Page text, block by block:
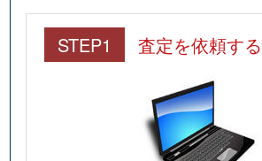
STEP1 査定を依頼する